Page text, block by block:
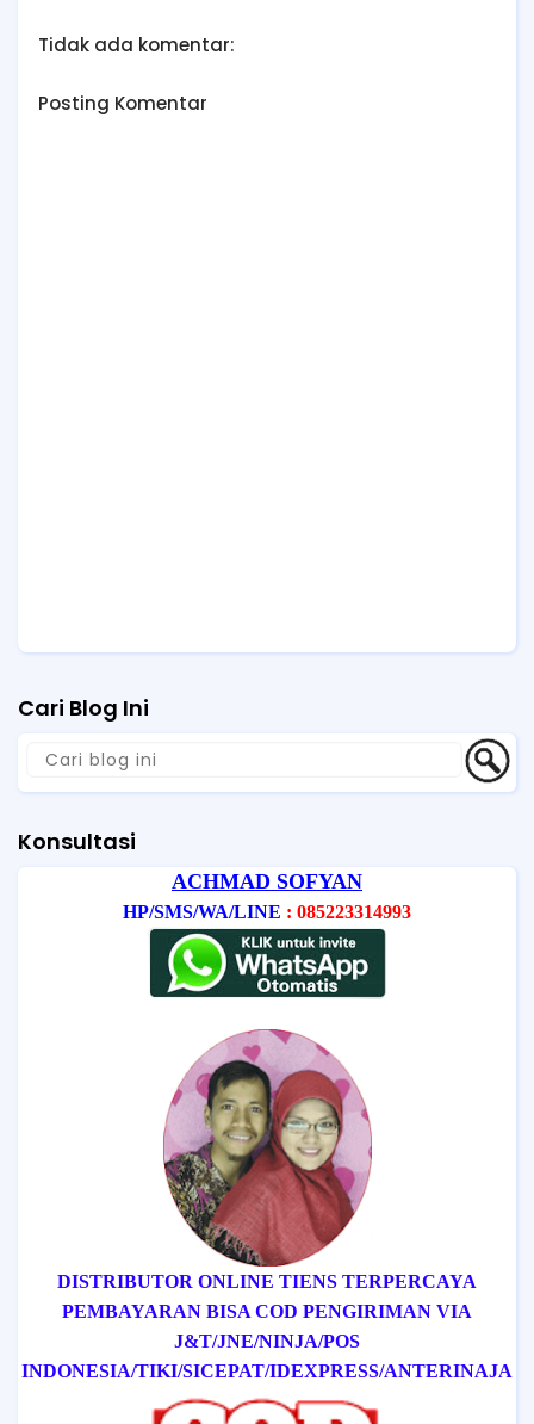
Tidak ada komentar:
Posting Komentar
Cari Blog Ini
Konsultasi
ACHMAD SOFYAN
HP/SMS/WA/LINE : 085223314993
DISTRIBUTOR ONLINE TIENS TERPERCAYA
PEMBAYARAN BISA COD PENGIRIMAN VIA
J&T/JNE/NINJA/POS
INDONESIA/TIKI/SICEPAT/IDEXPRESS/ANTERINAJA